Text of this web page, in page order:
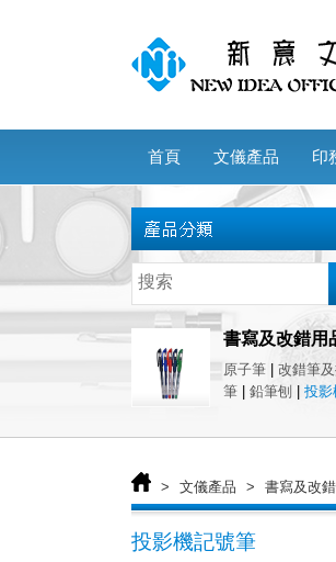
首頁 文儀產品 印
書寫及改錯用
原子筆 改錯筆
筆
鉛筆刨 投影
> 文儀產品 > 書寫及改
投影機記號筆